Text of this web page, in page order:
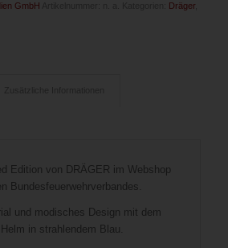
GmbH Dräger,
Edition von DRÄGER im Webshop
Bundesfeuerwehrverbandes.
und modisches Design mit dem
in strahlendem Blau.